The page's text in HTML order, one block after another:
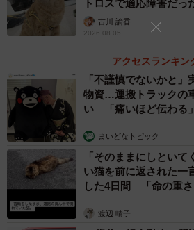
東京都に住む山田さんは、もともと
ランスに留学していた時、猫がいる
保護猫のことを知ったのですが、帰
うと思ったんです」
2015年7月から8月にかけて、山田
の子との暮らしに憧れて、茶トラの
トロスで適応障害だ
古川 諭香
2026.08.05
アクセスランキン
「不謹慎でないかと
物資…運搬トラックの
い 「痛いほど伝わる
まいどなトピック
「そのままにしとい
い猫を前に返された
した4日間 「命の重
渡辺 晴子